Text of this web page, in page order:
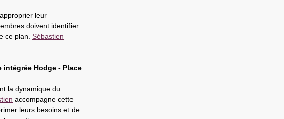
leur
doivent identifier
ce plan. Sébastien
Hodge - Place
la dynamique du
accompagne cette
leurs besoins et de